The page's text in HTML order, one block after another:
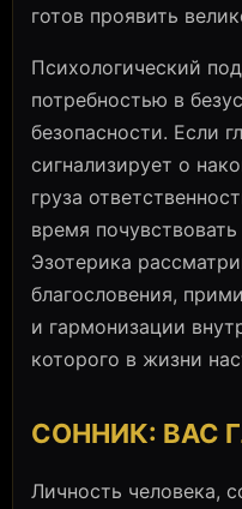
готов проявить
Психологический
потребностью в
безопасности. Если
сигнализирует о
груза
время
Эзотерика
благословения,
и гармонизации
которого в жизни
СОННИК: ВАС
Личность человека,